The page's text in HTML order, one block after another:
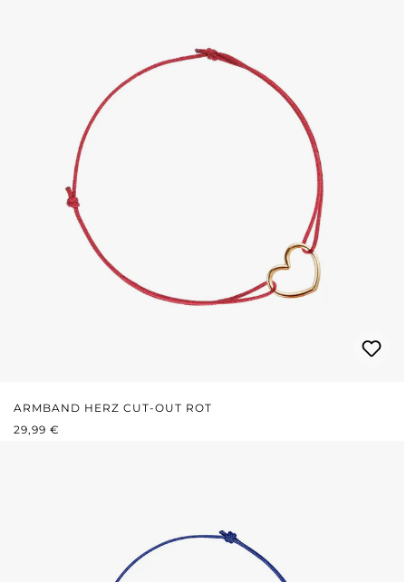
ARMBAND HERZ CUT-OUT ROT
REGULÄRER PREIS:
29,99 €